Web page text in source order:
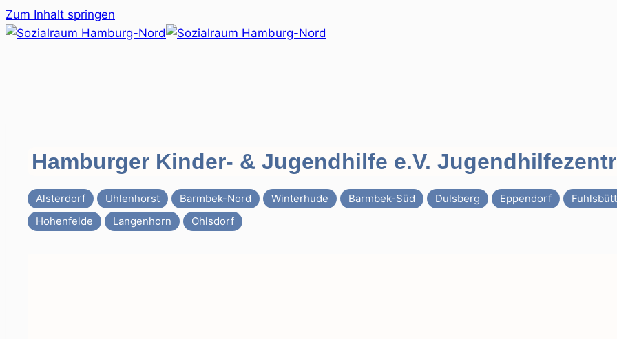
Zum Inhalt springen
Hamburger Kinder- & Jugendhilfe e.V.
Alsterdorf Uhlenhorst Barmbek-Nord Winterhude Barmbek-Süd Dulsberg Eppendorf
Hohenfelde
Langenhorn Ohlsdorf